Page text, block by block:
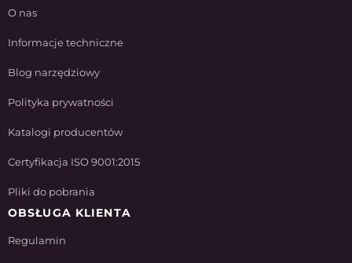
O nas
Informacje techniczne
Blog narzędziowy
Polityka prywatności
Katalogi producentów
Certyfikacja ISO 9001:2015
Pliki do pobrania
OBSŁUGA KLIENTA
Regulamin